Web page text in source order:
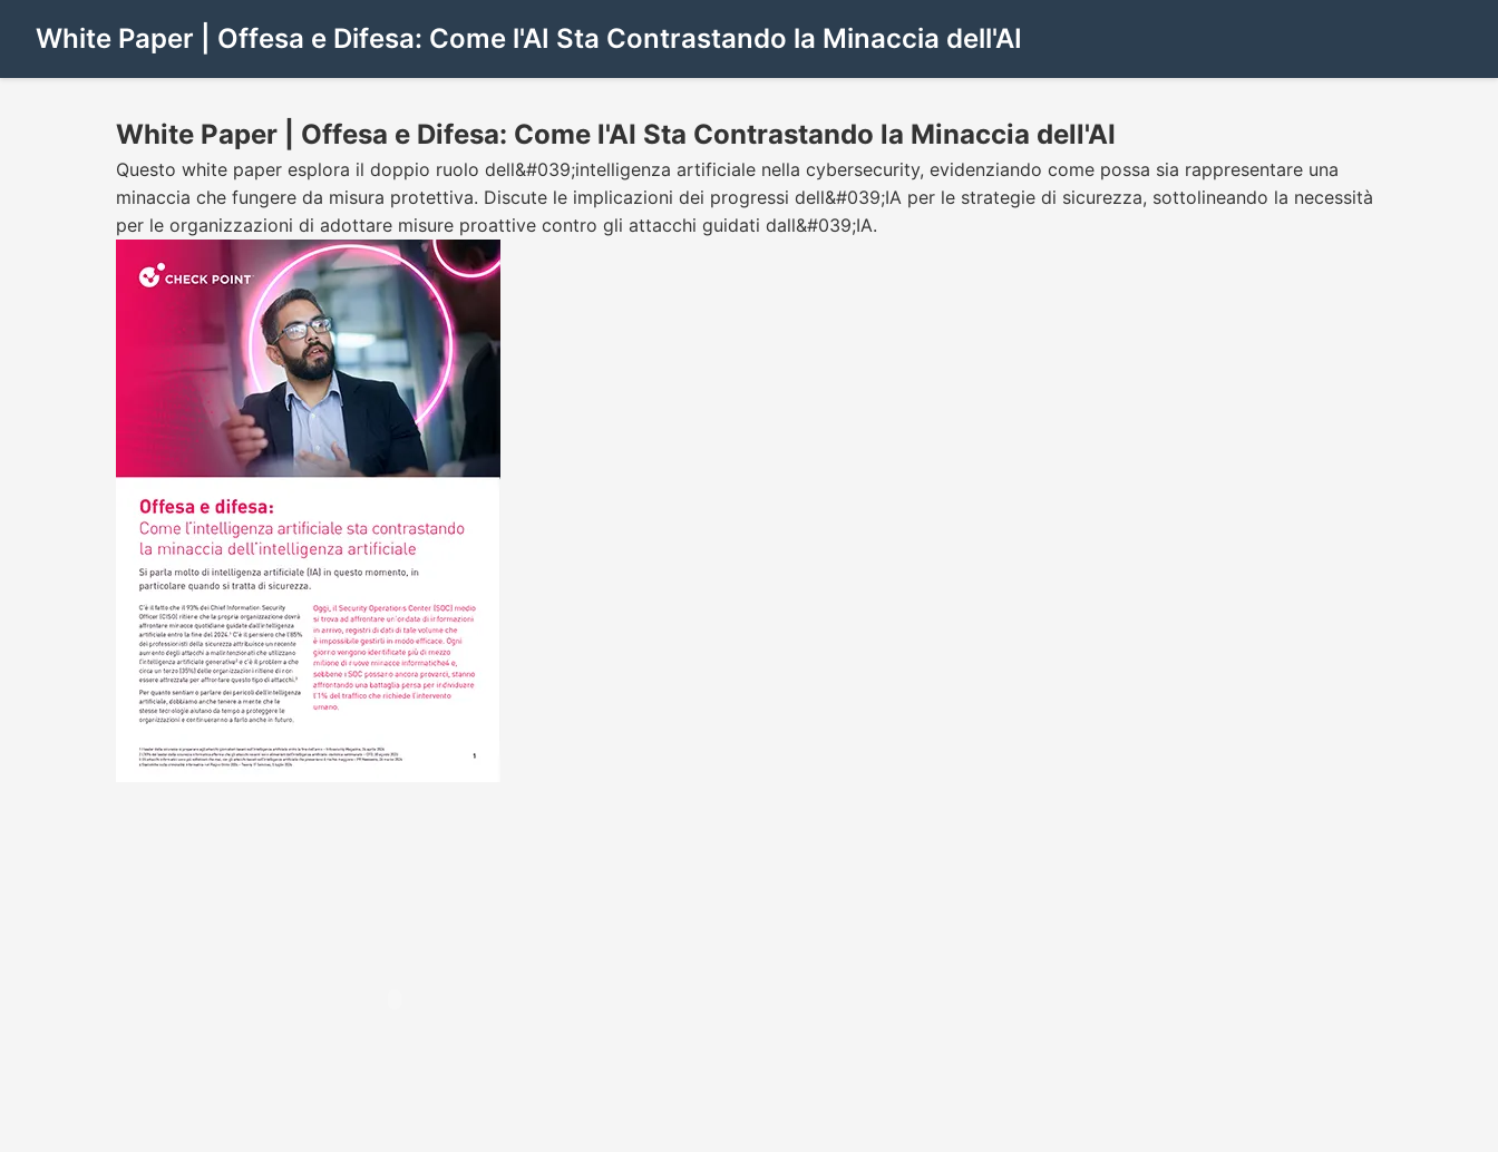
White Paper | Offesa e Difesa: Come l'AI Sta Contrastando la Minaccia dell'AI
White Paper | Offesa e Difesa: Come l'AI Sta Contrastando la Minaccia dell'AI
Questo white paper esplora il doppio ruolo dell&#039;intelligenza artificiale nella cybersecurity, evidenziando come possa sia rappresentare una
minaccia che fungere da misura protettiva. Discute le implicazioni dei progressi dell&#039;IA per le strategie di sicurezza, sottolineando la necessità
per le organizzazioni di adottare misure proattive contro gli attacchi guidati dall&#039;IA.